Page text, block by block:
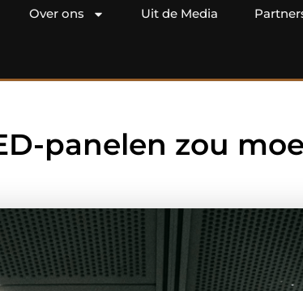
Over ons Uit de Media
panelen zou